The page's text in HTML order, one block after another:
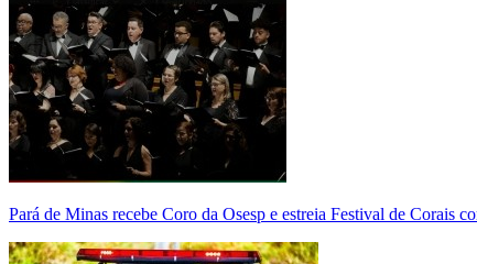
Pará de Minas recebe Coro da Osesp e estreia Festival de Corais